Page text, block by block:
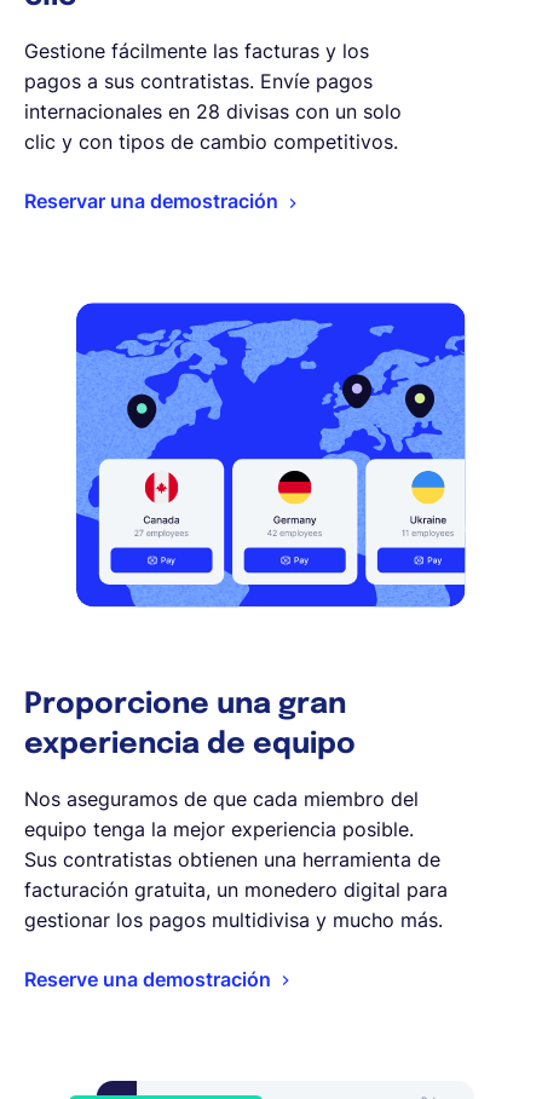
Gestione fácilmente las facturas y los
pagos a sus contratistas. Envíe pagos
internacionales en 28 divisas con un solo
clic y con tipos de cambio competitivos.
Reservar una demostración
Proporcione una gran
experiencia de equipo
Nos aseguramos de que cada miembro del
equipo tenga la mejor experiencia posible.
Sus contratistas obtienen una herramienta de
facturación gratuita, un monedero digital para
gestionar los pagos multidivisa y mucho más.
Reserve una demostración